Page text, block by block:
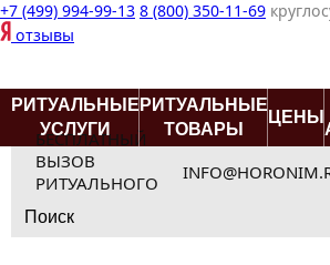
+7 (499) 994-99-13 8 (800) 350-11-69
отзывы
РИТУАЛЬНЫЕ
УСЛУГИ
РИТУАЛЬНЫЕ
ТОВАРЫ
ЦЕНЫ
БЕСПЛАТНЫЙ
ВЫЗОВ
РИТУАЛЬНОГО
АГЕНТА
for: